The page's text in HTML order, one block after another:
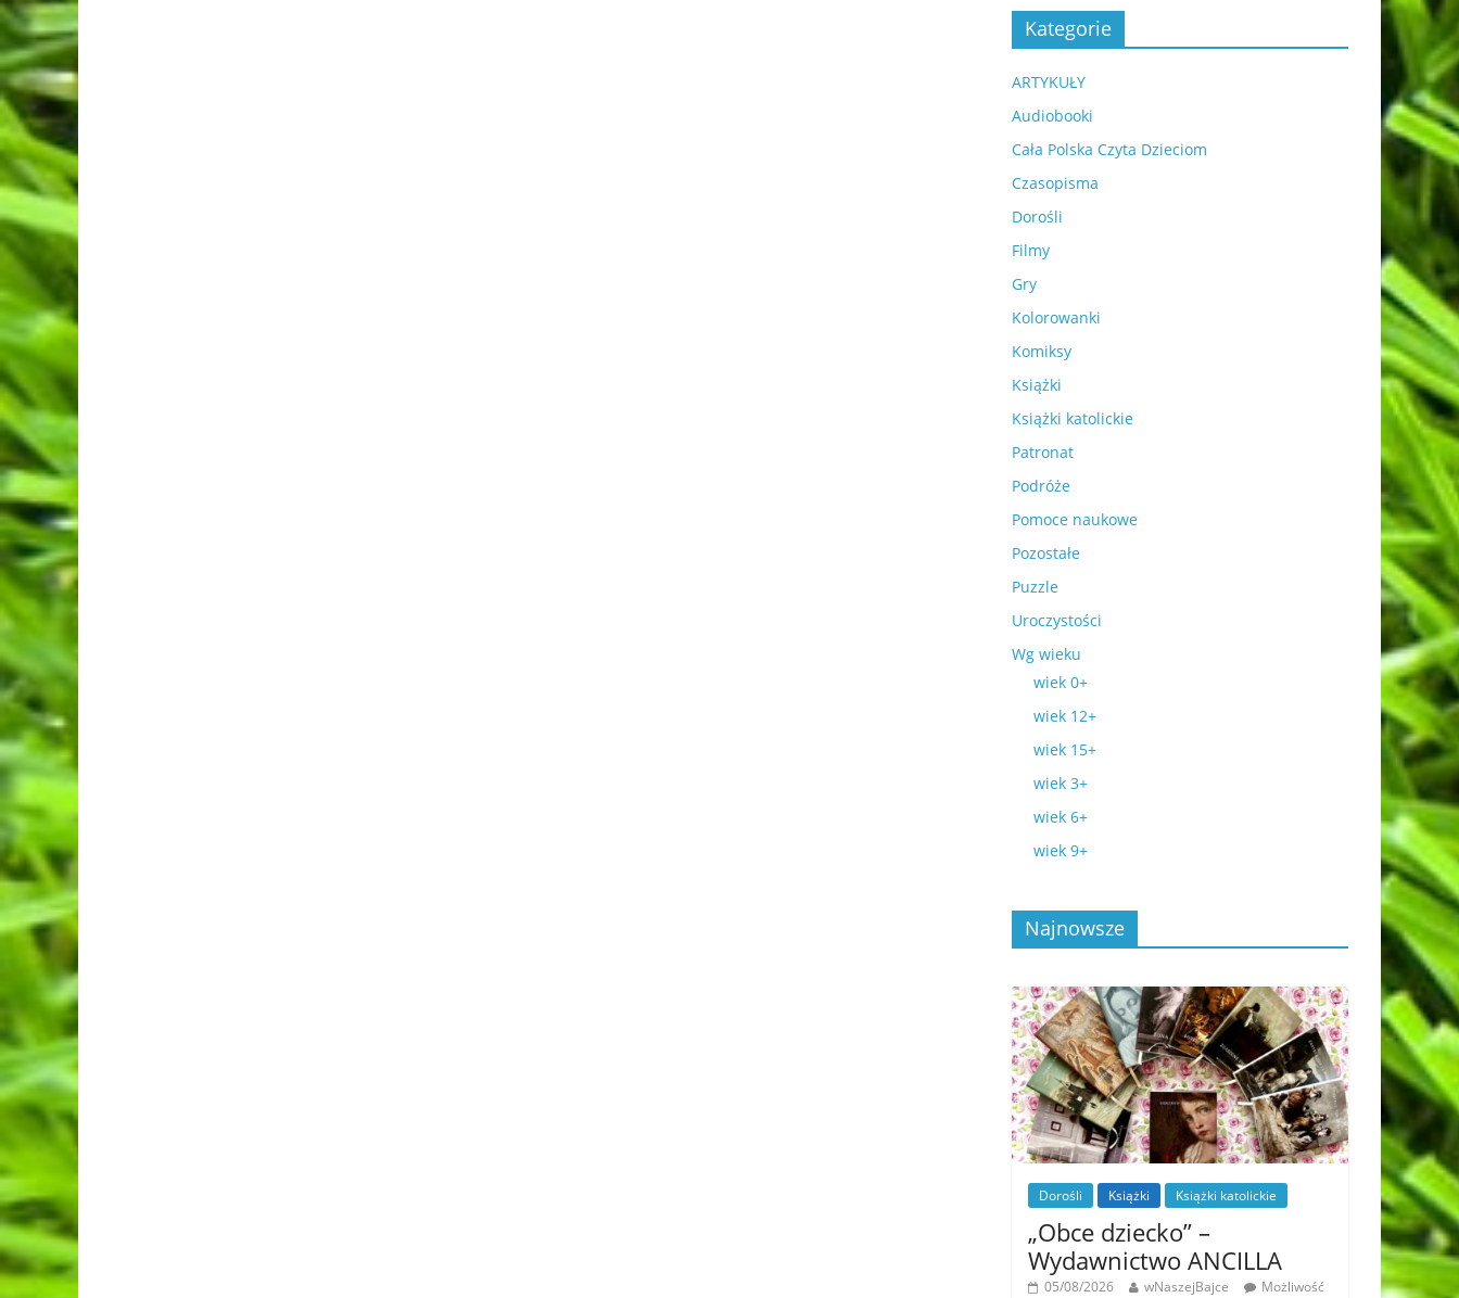
Kategorie
ARTYKUŁY
Audiobooki
Cała Polska Czyta Dzieciom
Czasopisma
Dorośli
Filmy
Gry
Kolorowanki
Komiksy
Książki
Książki katolickie
Patronat
Podróże
Pomoce naukowe
Pozostałe
Puzzle
Uroczystości
Wg wieku
wiek 0+
wiek 12+
wiek 15+
wiek 3+
wiek 6+
wiek 9+
Najnowsze
Dorośli Książki Książki katolickie
„Obce dziecko” –
Wydawnictwo ANCILLA
05/08/2026 wNaszejBajce
Możliwość